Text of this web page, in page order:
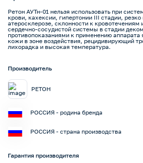
Ретон АУТн-01 нельзя использовать при
крови, кахексии, гипертонии III стадии,
атеросклерозе, склонности к кровотечениям
сердечно-сосудистой системы в стадии
противопоказаниями к применению
кожи в зоне воздействия, рецидивирующий
лихорадка и высокая температура.
Производитель
РЕТОН
РОССИЯ - родина бренда
РОССИЯ - страна производства
Гарантия производителя